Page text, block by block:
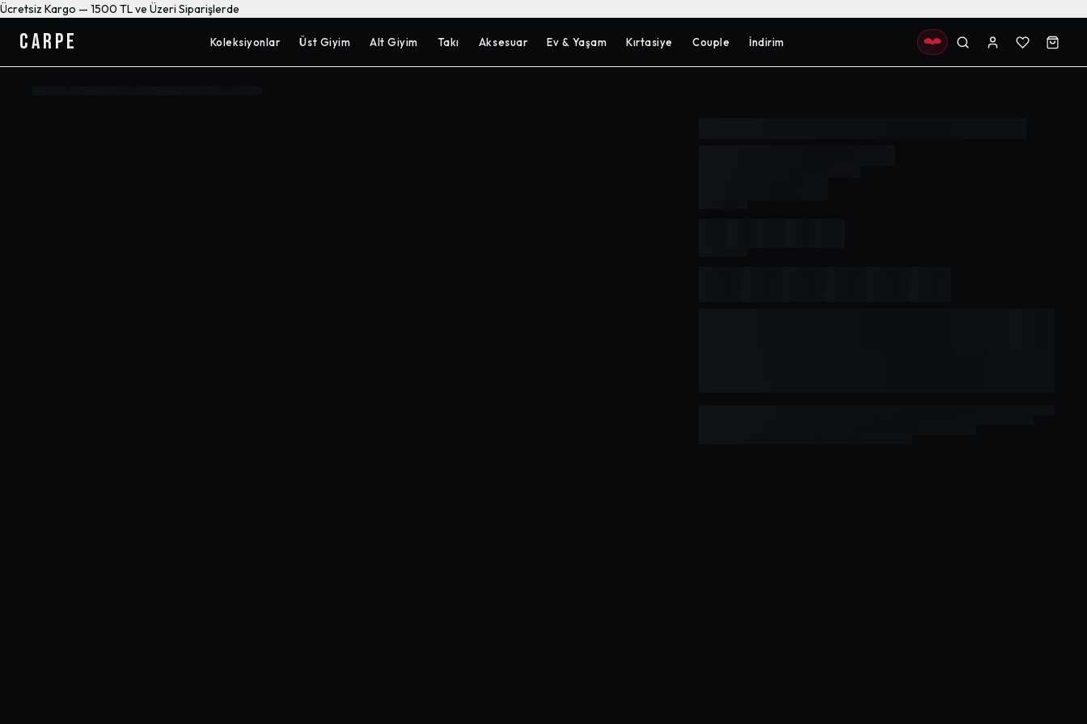
Ücretsiz Kargo — 1500 TL ve Üzeri Siparişlerde
CARPE Koleksiyonlar Üst Giyim Alt Giyim Takı Aksesuar Ev & Yaşam Kırtasiye Couple İndirim